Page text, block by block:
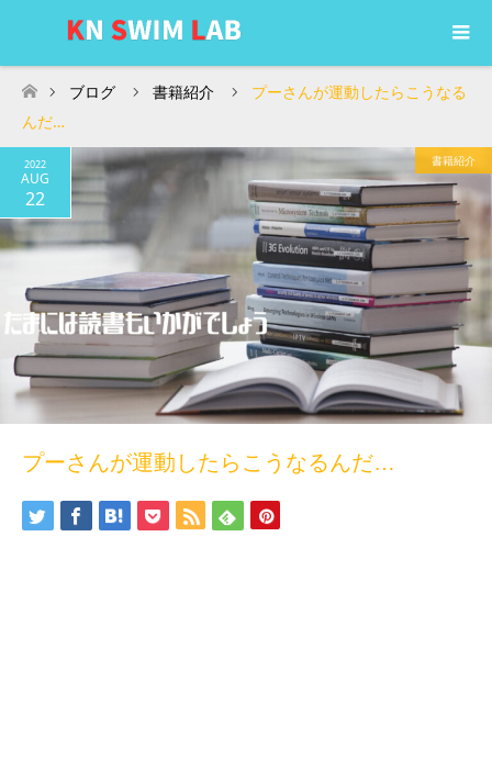
ホーム
ブログ 書籍紹介
プーさんが運動したらこうなる
んだ…
2022
AUG
22
書籍紹介
プーさんが運動したらこうなるんだ…